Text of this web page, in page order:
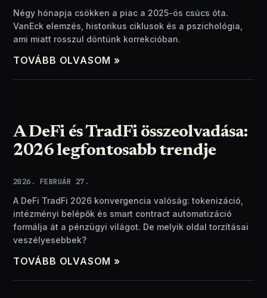
Négy hónapja csökken a piac a 2025-ös csúcs óta.
VanEck elemzés, historikus ciklusok és a pszichológia,
ami miatt rosszul döntünk korrekcióban.
TOVÁBB OLVASOM »
A DeFi és TradFi összeolvadása:
2026 legfontosabb trendje
2026. FEBRUÁR 27.
A DeFi TradFi 2026 konvergencia valóság: tokenizáció,
intézményi belépők és smart contract automatizáció
formálja át a pénzügyi világot. De melyik oldal torzításai
veszélyesebbek?
TOVÁBB OLVASOM »